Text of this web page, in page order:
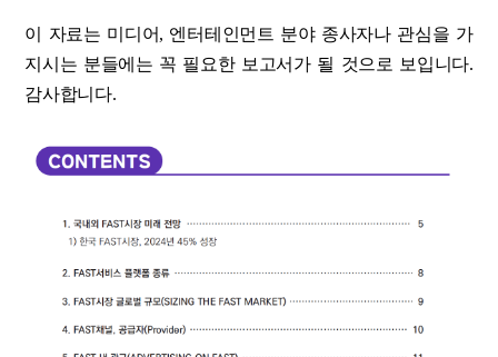
이 자료는 미디어, 엔터테인먼트 분야 종사자나 관심을 가
지시는 분들에는 꼭 필요한 보고서가 될 것으로 보입니다.
감사합니다.